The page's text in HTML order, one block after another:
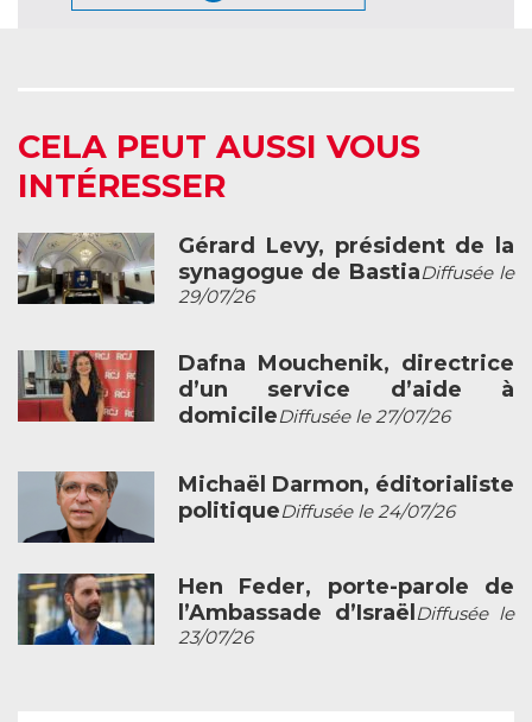
CELA PEUT AUSSI VOUS
INTÉRESSER
Gérard Levy, président de la
synagogue de BastiaDiffusée le
29/07/26
Dafna Mouchenik, directrice
d’un service d’aide à
domicileDiffusée le 27/07/26
Michaël Darmon, éditorialiste
politiqueDiffusée le 24/07/26
Hen Feder, porte-parole de
l’Ambassade d’Israël Diffusée le
23/07/26